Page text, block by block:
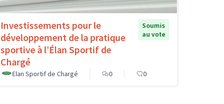
Investissements pour le
développement de la pratique
sportive à l’Élan Sportif de
Chargé
Soumis
au vote
Elan Sportif de Chargé 0 0